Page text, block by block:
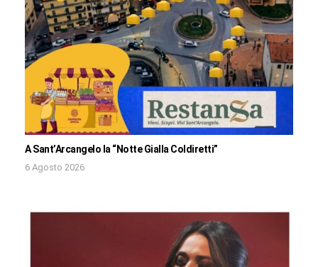
A Sant’Arcangelo la “Notte Gialla Coldiretti”
6 Agosto 2026